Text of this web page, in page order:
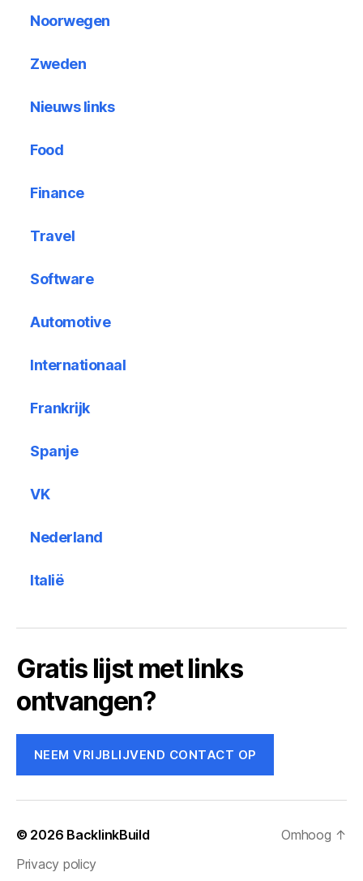
Noorwegen
Zweden
Nieuws links
Food
Finance
Travel
Software
Automotive
Internationaal
Frankrijk
Spanje
VK
Nederland
Italië
Gratis lijst met links
ontvangen?
NEEM VRIJBLIJVEND CONTACT OP
© 2026 BacklinkBuild
Privacy policy
Omhoog ↑